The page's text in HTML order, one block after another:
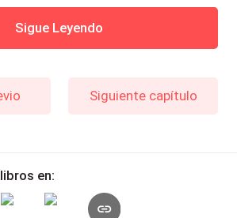
Sigue Leyendo
Siguiente capítulo
en: